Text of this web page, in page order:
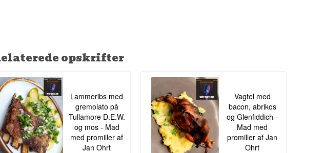
opskrifter
Lammeribs med
gremolato på
Tullamore D.E.W.
og mos - Mad
med promiller af
Jan Ohrt
Vagtel med
bacon, abrikos
og Glenfiddich -
Mad med
promiller af Jan
Ohrt